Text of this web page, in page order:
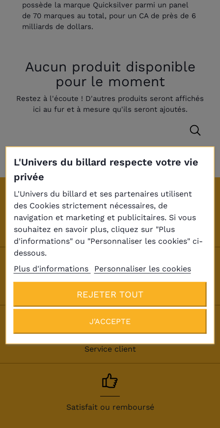
possède la marque Quicksilver parmi un panel
de 70 marques au total, pour un CA de près de 6
milliards de dollars.
Aucun produit disponible
pour le moment
Restez à l'écoute ! D'autres produits seront affichés
ici au fur et à mesure qu'ils seront ajoutés.
Paiement en 3 ou 4 fois
Livraison & installation
Service client
Satisfait ou remboursé
L'Univers du billard respecte votre vie
privée
L'Univers du billard et ses partenaires utilisent
des Cookies strictement nécessaires, de
navigation et marketing et publicitaires. Si vous
souhaitez en savoir plus, cliquez sur "Plus
d'informations" ou "Personnaliser les cookies" ci-
dessous.
Plus d'informations
Personnaliser les cookies
REJETER TOUT
J'ACCEPTE